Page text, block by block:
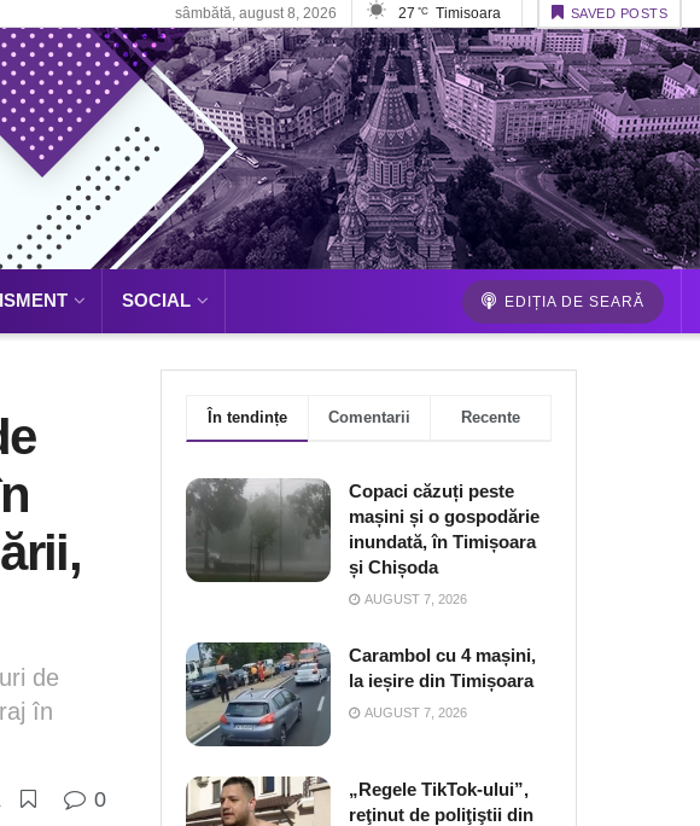
sâmbătă, august 8, 2026 27 °C Timisoara SAVED POSTS
SOCIAL EDIȚIA DE SEARĂ
de
în
0
În tendințe Comentarii Recente
Copaci căzuți peste
mașini și o gospodărie
inundată, în Timișoara
și Chișoda
AUGUST 7, 2026
Carambol cu 4 mașini,
la ieșire din Timișoara
AUGUST 7, 2026
„Regele TikTok-ului”,
reţinut de poliţiştii din